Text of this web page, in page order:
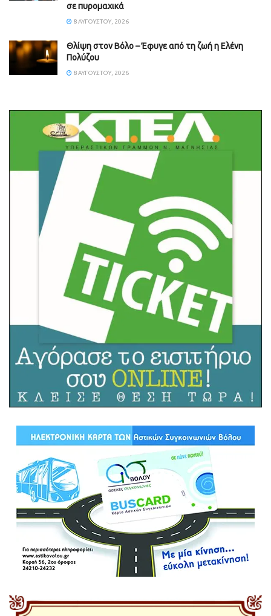
σε πυρομαχικά
8 ΑΥΓΟΎΣΤΟΥ, 2026
Θλίψη στον Βόλο – Έφυγε από τη ζωή η Ελένη
Πολύζου
8 ΑΥΓΟΎΣΤΟΥ, 2026